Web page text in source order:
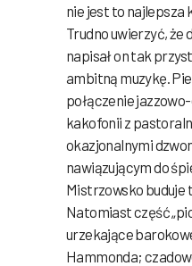
nie jest to najlepsza
Trudno uwierzyć,
napisał on tak
ambitną muzykę.
połączenie
kakofonii z
okazjonalnymi
nawiązującym do
Mistrzowsko buduje
Natomiast część
urzekające
Hammonda;